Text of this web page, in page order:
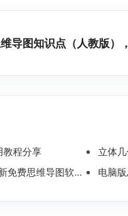
教程分享 立体
思维导图软件测评
电脑版